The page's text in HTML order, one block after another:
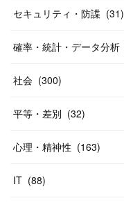
セキュリティ・防諜 (31)
確率・統計・データ分析
社会 (300)
平等・差別 (32)
心理・精神性 (163)
IT (88)